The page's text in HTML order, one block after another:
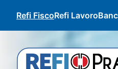
Refi FiscoRefi Lavoro